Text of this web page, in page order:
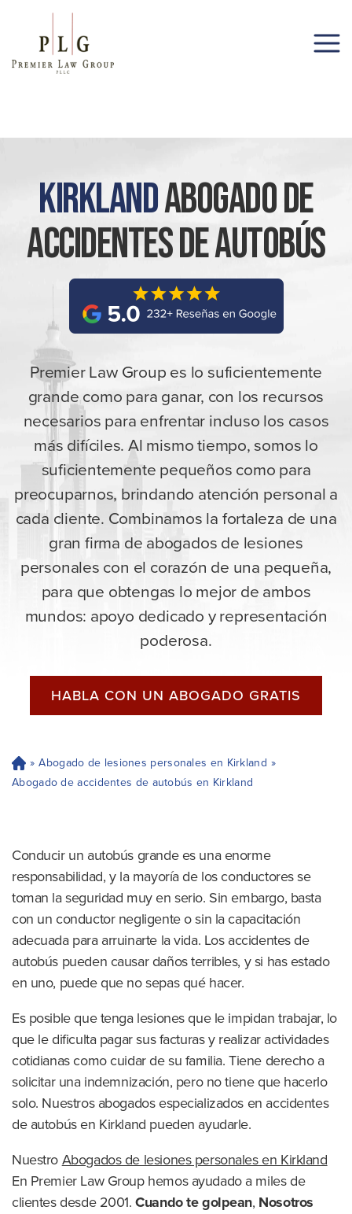
KirklandAbogado De
Accidentes De Autobús
Premier Law Group es lo suficientemente
grande como para ganar, con los recursos
necesarios para enfrentar incluso los casos
más difíciles. Al mismo tiempo, somos lo
suficientemente pequeños como para
preocuparnos, brindando atención personal a
cada cliente. Combinamos la fortaleza de una
gran firma de abogados de lesiones
personales con el corazón de una pequeña,
para que obtengas lo mejor de ambos
mundos: apoyo dedicado y representación
poderosa.
HABLA CON UN ABOGADO GRATIS
H
og
» Abogado de lesiones personales en Kirkland »
Abogado de accidentes de autobús en Kirkland
Conducir un autobús grande es una enorme
responsabilidad, y la mayoría de los conductores se
toman la seguridad muy en serio. Sin embargo, basta
con un conductor negligente o sin la capacitación
adecuada para arruinarte la vida. Los accidentes de
autobús pueden causar daños terribles, y si has estado
en uno, puede que no sepas qué hacer.
Es posible que tenga lesiones que le impidan trabajar, lo
que le dificulta pagar sus facturas y realizar actividades
cotidianas como cuidar de su familia. Tiene derecho a
solicitar una indemnización, pero no tiene que hacerlo
solo. Nuestros abogados especializados en accidentes
de autobús en Kirkland pueden ayudarle.
NuestroAbogados de lesiones personales en Kirkland
En Premier Law Group hemos ayudado a miles de
clientes desde 2001.Cuando te golpean, Nosotros